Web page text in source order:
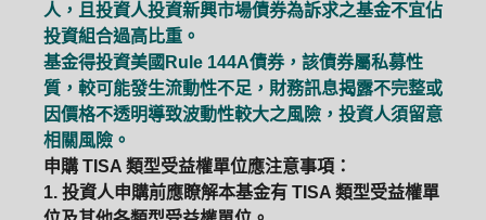
人，且投資人投資新興市場債券為訴求之基金不宜佔
投資組合過高比重。
基金得投資美國Rule 144A債券，該債券屬私募性
質，較可能發生流動性不足，財務訊息揭露不完整或
因價格不透明導致波動性較大之風險，投資人須留意
相關風險。
申購 TISA 類型受益權單位應注意事項：
1. 投資人申購前應瞭解本基金有 TISA 類型受益權單